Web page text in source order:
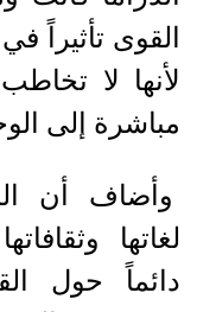
القوى تأثيراً
لأنها لا
مباشرة إلى
وأضاف أن
لغاتها
دائماً حول